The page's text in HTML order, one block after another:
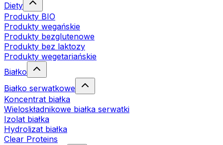
Diety
Produkty BIO
Produkty wegańskie
Produkty bezglutenowe
Produkty bez laktozy
Produkty wegetariańskie
Białko
Białko serwatkowe
Koncentrat białka
Wieloskładnikowe białka serwatki
Izolat białka
Hydrolizat białka
Clear Proteins